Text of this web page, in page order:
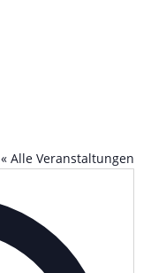
« Alle Veranstaltungen